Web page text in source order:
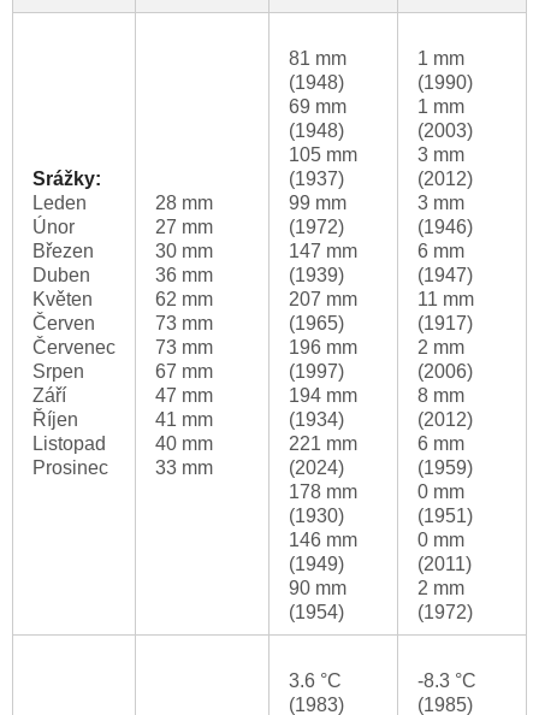
Srážky:
Leden
Únor
Březen
Duben
Květen
Červen
Červenec
Srpen
Září
Říjen
Listopad
Prosinec
28 mm
27 mm
30 mm
36 mm
62 mm
73 mm
73 mm
67 mm
47 mm
41 mm
40 mm
33 mm
81 mm
(1948)
69 mm
(1948)
105 mm
(1937)
99 mm
(1972)
147 mm
(1939)
207 mm
(1965)
196 mm
(1997)
194 mm
(1934)
221 mm
(2024)
178 mm
(1930)
146 mm
(1949)
90 mm
(1954)
1 mm
(1990)
1 mm
(2003)
3 mm
(2012)
3 mm
(1946)
6 mm
(1947)
11 mm
(1917)
2 mm
(2006)
8 mm
(2012)
6 mm
(1959)
0 mm
(1951)
0 mm
(2011)
2 mm
(1972)
3.6 °C
(1983)
-8.3 °C
(1985)